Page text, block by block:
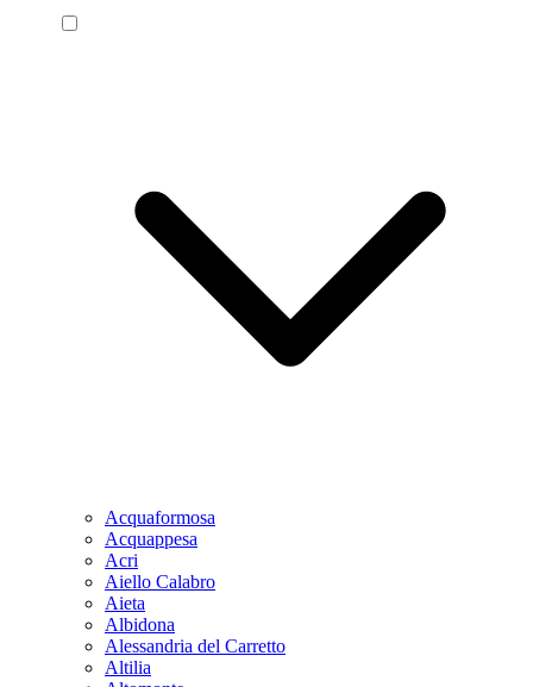
Acquaformosa
Acquappesa
Acri
Aiello Calabro
Aieta
Albidona
Alessandria del Carretto
Altilia